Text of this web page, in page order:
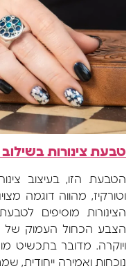
טבעת צינורות בשילוב
הטבעת הזו, בעיצוב
וטורקיז, מהווה דוגמה
הצינורות מוסיפים
הצבע הכחול העמוק של
ויוקרה. מדובר
נוכחות ואמירה ייחודית,